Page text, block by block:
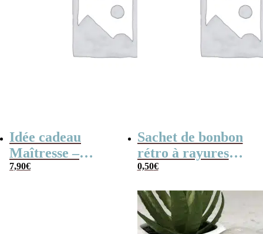
Idée cadeau
Maîtresse –
Cahier de
7,90€
Sachet de bonbon
rétro à rayures
rouges et blanches
0,50€